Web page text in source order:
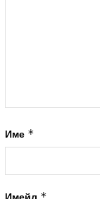
Име *